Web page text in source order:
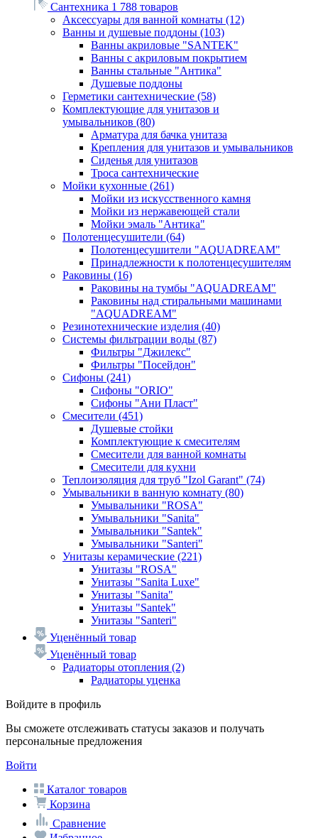
Сантехника 1 788 товаров
Аксессуары для ванной комнаты (12)
Ванны и душевые поддоны (103)
Ванны акриловые "SANTEK"
Ванны с акриловым покрытием
Ванны стальные "Антика"
Душевые поддоны
Герметики сантехнические (58)
Комплектующие для унитазов и
умывальников (80)
Арматура для бачка унитаза
Крепления для унитазов и умывальников
Сиденья для унитазов
Троса сантехнические
Мойки кухонные (261)
Мойки из искусственного камня
Мойки из нержавеющей стали
Мойки эмаль "Антика"
Полотенцесушители (64)
Полотенцесушители "AQUADREAM"
Принадлежности к полотенцесушителям
Раковины (16)
Раковины на тумбы "AQUADREAM"
Раковины над стиральными машинами
"AQUADREAM"
Резинотехнические изделия (40)
Системы фильтрации воды (87)
Фильтры "Джилекс"
Фильтры "Посейдон"
Сифоны (241)
Сифоны "ORIO"
Сифоны "Ани Пласт"
Смесители (451)
Душевые стойки
Комплектующие к смесителям
Смесители для ванной комнаты
Смесители для кухни
Теплоизоляция для труб "Izol Garant" (74)
Умывальники в ванную комнату (80)
Умывальники "ROSA"
Умывальники "Sanita"
Умывальники "Santek"
Умывальники "Santeri"
Унитазы керамические (221)
Унитазы "ROSA"
Унитазы "Sanita Luxe"
Унитазы "Sanita"
Унитазы "Santek"
Унитазы "Santeri"
Уценённый товар
Уценённый товар
Радиаторы отопления (2)
Радиаторы уценка
Войдите в профиль
Вы сможете отслеживать статусы заказов и получать
персональные предложения
Войти
Каталог товаров
Корзина
Сравнение